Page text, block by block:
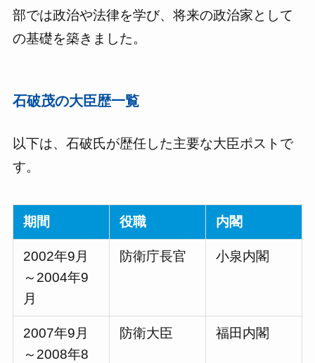
部では政治や法律を学び、将来の政治家として
の基礎を築きました。
石破茂の大臣歴一覧
以下は、石破氏が歴任した主要な大臣ポストで
す。
期間 役職 内閣
2002年9月
～2004年9
月
防衛庁長官 小泉内閣
2007年9月
～2008年8
防衛大臣 福田内閣